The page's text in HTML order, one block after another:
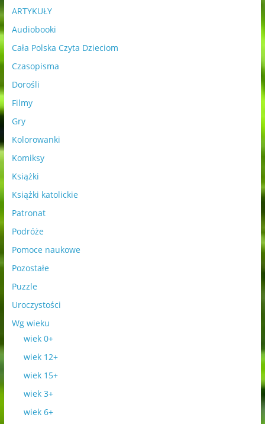
ARTYKUŁY
Audiobooki
Cała Polska Czyta Dzieciom
Czasopisma
Dorośli
Filmy
Gry
Kolorowanki
Komiksy
Książki
Książki katolickie
Patronat
Podróże
Pomoce naukowe
Pozostałe
Puzzle
Uroczystości
Wg wieku
wiek 0+
wiek 12+
wiek 15+
wiek 3+
wiek 6+